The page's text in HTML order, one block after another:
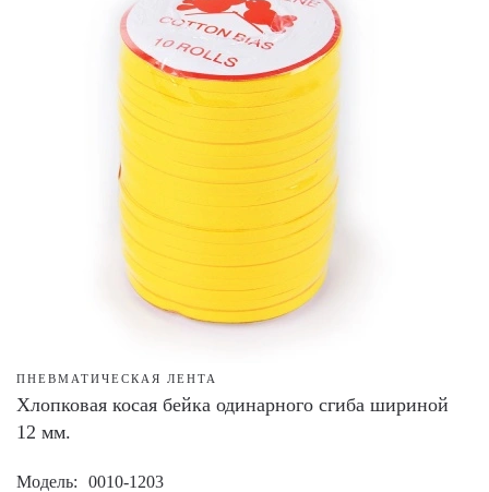
ПНЕВМАТИЧЕСКАЯ ЛЕНТА
Хлопковая косая бейка одинарного сгиба шириной
12 мм.
Модель 0010-1203